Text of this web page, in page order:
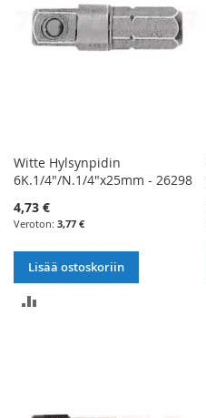
Witte Hylsynpidin
6K.1/4"/N.1/4"x25mm - 26298
4,73 €
3,77 €
Lisää ostoskoriin